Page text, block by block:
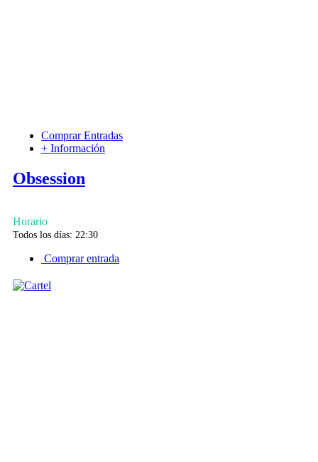
Comprar Entradas
+ Información
Obsession
Horario
Todos los días: 22:30
Comprar entrada